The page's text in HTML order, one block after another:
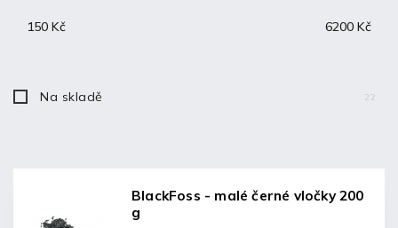
150 Kč 6200 Kč
Na skladě 22
BlackFoss - malé černé vločky 200
g